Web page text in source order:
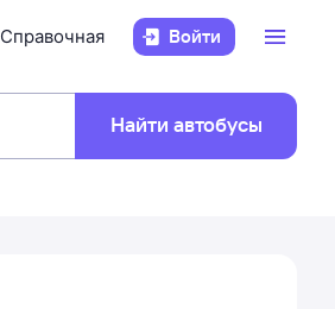
Справочная Войти
Найти автобусы